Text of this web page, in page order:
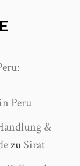
Peru
&
zuSirāt